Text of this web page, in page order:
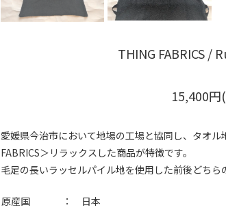
THING FABRICS /
15,400円
愛媛県今治市において地場の工場と協同し、タオ
FABRICS＞リラックスした商品が特徴です。
毛足の長いラッセルパイル地を使用した前後どちら
原産国 ：
日本